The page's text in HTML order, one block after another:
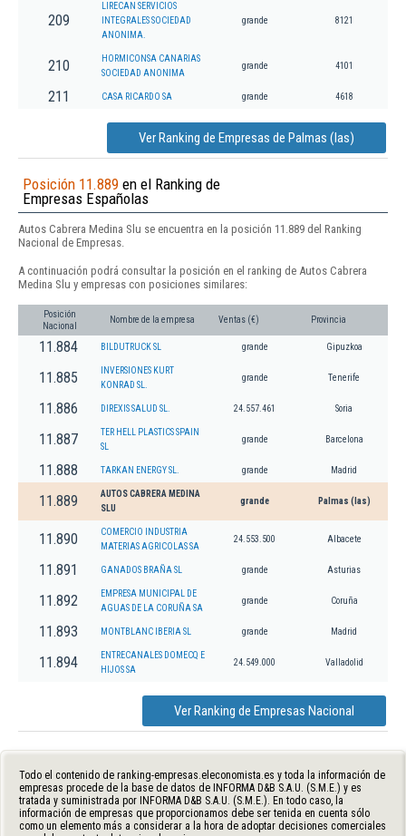
209
LIRECAN SERVICIOS
INTEGRALES SOCIEDAD
ANONIMA.
grande 8121
210
HORMICONSA CANARIAS
SOCIEDAD ANONIMA
grande 4101
211 CASA RICARDO SA grande 4618
Ver Ranking de Empresas de Palmas (las)
Posición 11.889 en el Ranking de
Empresas Españolas
Autos Cabrera Medina Slu se encuentra en la posición 11.889 del Ranking
Nacional de Empresas.
A continuación podrá consultar la posición en el ranking de Autos Cabrera
Medina Slu y empresas con posiciones similares:
Posición
Nacional
Nombre de la empresa Ventas (€) Provincia
11.884 BILDUTRUCK SL grande Gipuzkoa
11.885
INVERSIONES KURT
KONRAD SL.
grande Tenerife
11.886 DIREXIS SALUD SL. 24.557.461 Soria
11.887
TER HELL PLASTICS SPAIN
SL
grande Barcelona
11.888 TARKAN ENERGY SL. grande Madrid
11.889
AUTOS CABRERA MEDINA
SLU
grande Palmas (las)
11.890
COMERCIO INDUSTRIA
MATERIAS AGRICOLAS SA
24.553.500 Albacete
11.891 GANADOS BRAÑA SL grande Asturias
11.892
EMPRESA MUNICIPAL DE
AGUAS DE LA CORUÑA SA
grande Coruña
11.893 MONTBLANC IBERIA SL grande Madrid
11.894
ENTRECANALES DOMECQ E
HIJOS SA
24.549.000 Valladolid
Ver Ranking de Empresas Nacional
Todo el contenido de ranking-empresas.eleconomista.es y toda la información de
empresas procede de la base de datos de INFORMA D&B S.A.U. (S.M.E.) y es
tratada y suministrada por INFORMA D&B S.A.U. (S.M.E.). En todo caso, la
información de empresas que proporcionamos debe ser tenida en cuenta sólo
como un elemento más a considerar a la hora de adoptar decisiones comerciales